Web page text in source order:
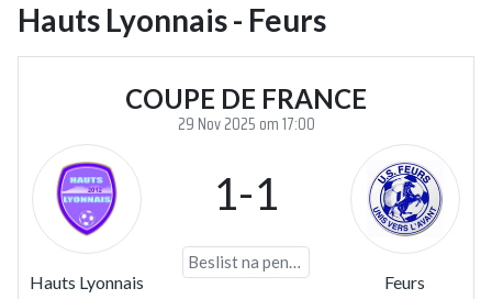
Hauts Lyonnais - Feurs
COUPE DE FRANCE
29 Nov 2025 om 17:00
Hauts Lyonnais
1-1
Beslist na penalty's
Feurs